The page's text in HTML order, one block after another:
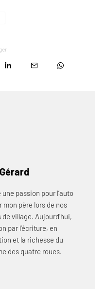
passion pour l’auto
père lors de nos
village. Aujourd’hui,
par l’écriture, en
et la richesse du
des quatre roues.